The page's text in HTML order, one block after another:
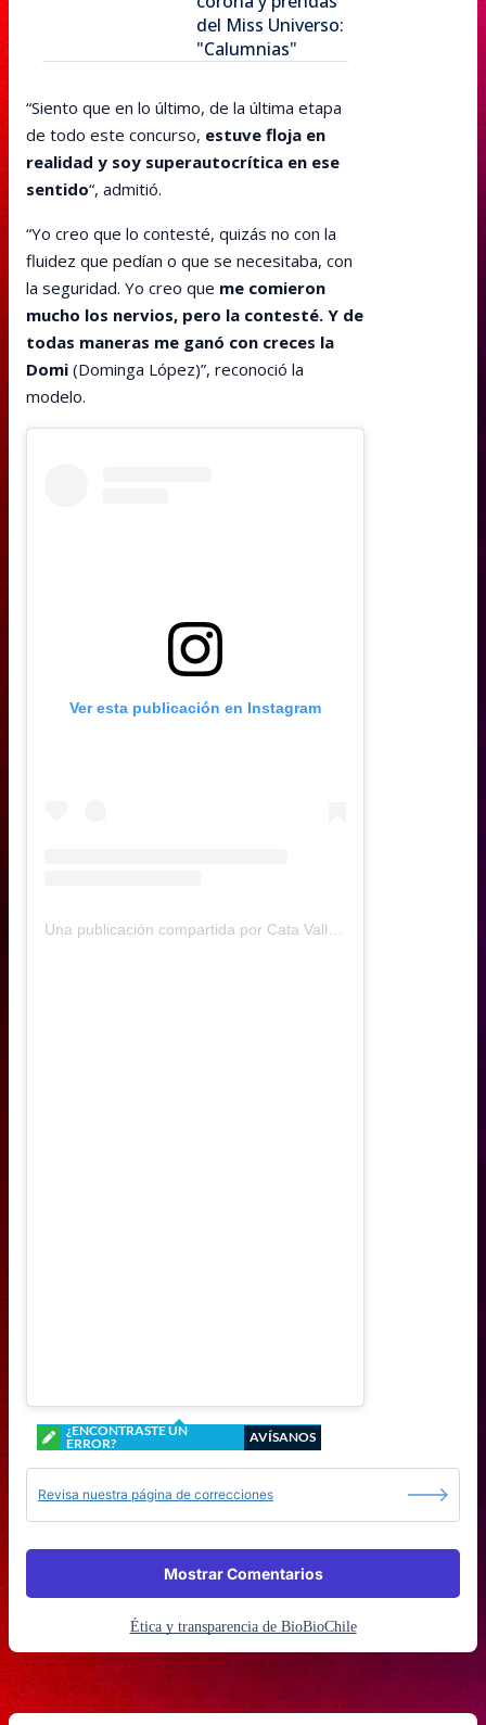
del Miss Universo:
"Calumnias"
“Siento que en lo último, de la última etapa
de todo este concurso, estuve floja en
realidad y soy superautocrítica en ese
sentido“, admitió.
“Yo creo que lo contesté, quizás no con la
fluidez que pedían o que se necesitaba, con
la seguridad. Yo creo que me comieron
mucho los nervios, pero la contesté. Y de
todas maneras me ganó con creces la
Domi (Dominga López)”, reconoció la
modelo.
Ver esta publicación en Instagram
¿ENCONTRASTE UN
ERROR?
AVÍSANOS
Revisa nuestra página de correcciones
Mostrar Comentarios
Ética y transparencia de BioBioChile